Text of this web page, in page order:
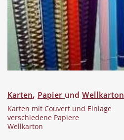
Karten, Papier und Wellkarton
Karten mit Couvert und Einlage
verschiedene Papiere
Wellkarton